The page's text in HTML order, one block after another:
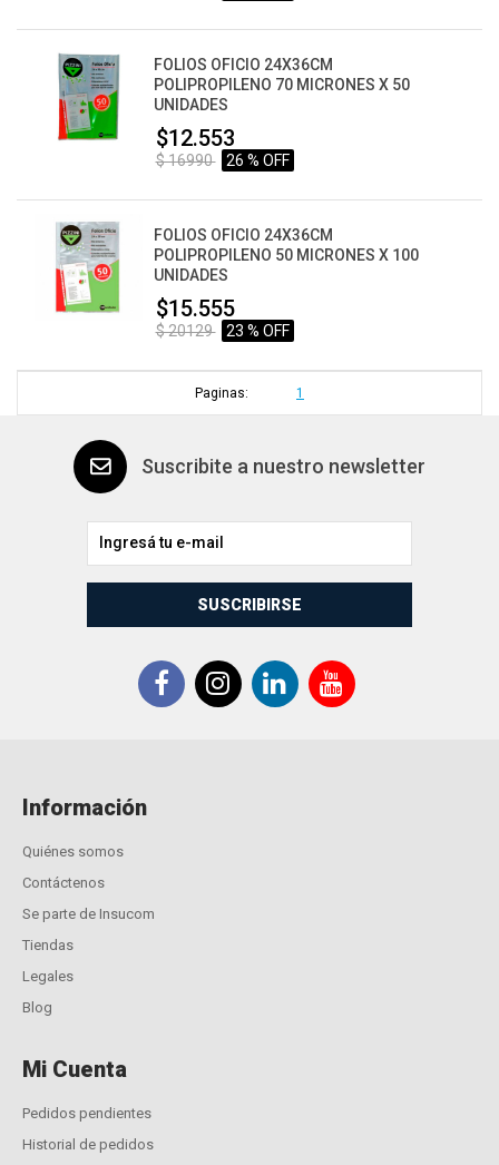
FOLIOS OFICIO 24X36CM
POLIPROPILENO 70 MICRONES X 50
UNIDADES
$12.553
$ 16990 26 % OFF
FOLIOS OFICIO 24X36CM
POLIPROPILENO 50 MICRONES X 100
UNIDADES
$15.555
$ 20129 23 % OFF
Paginas: 1
Suscribite a nuestro newsletter
SUSCRIBIRSE
Información
Quiénes somos
Contáctenos
Se parte de Insucom
Tiendas
Legales
Blog
Mi Cuenta
Pedidos pendientes
Historial de pedidos